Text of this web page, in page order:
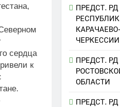
сердца
к
ПРЕДСТ. РД
КАРАЧАЕВО-
ЧЕРКЕССИИ
ПРЕДСТ. РД
ОБЛАСТИ
ПРЕДСТ. РД